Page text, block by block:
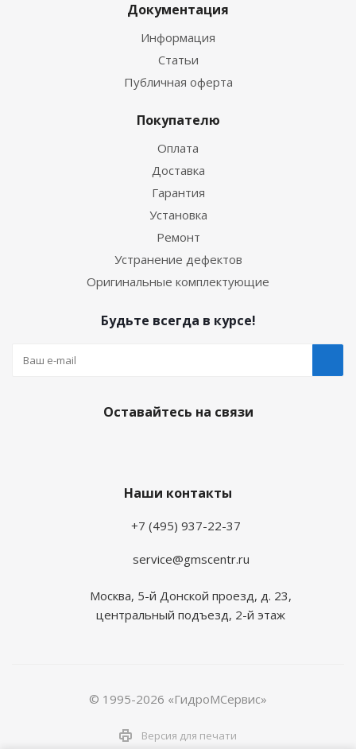
Документация
Информация
Статьи
Публичная оферта
Покупателю
Оплата
Доставка
Гарантия
Установка
Ремонт
Устранение дефектов
Оригинальные комплектующие
Будьте всегда в курсе!
Оставайтесь на связи
Наши контакты
+7 (495) 937-22-37
service@gmscentr.ru
Москва, 5-й Донской проезд, д. 23,
центральный подъезд, 2-й этаж
© 1995-2026 «ГидроМСервис»
Версия для печати